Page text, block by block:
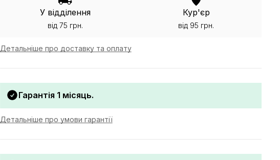
У відділення
від 75 грн.
Кур'єр
від 95 грн.
Детальніше про доставку та оплату
Гарантія 1 місяць.
Детальніше про умови гарантії